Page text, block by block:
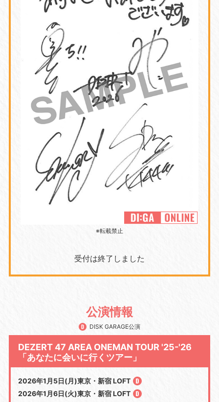
※転載禁止
受付は終了しました
公演情報
DISK GARAGE公演
DEZERT 47 AREA ONEMAN TOUR '25-'26
「あなたに会いに行くツアー」
2026年1月5日(月)東京・新宿 LOFT
2026年1月6日(火)東京・新宿 LOFT